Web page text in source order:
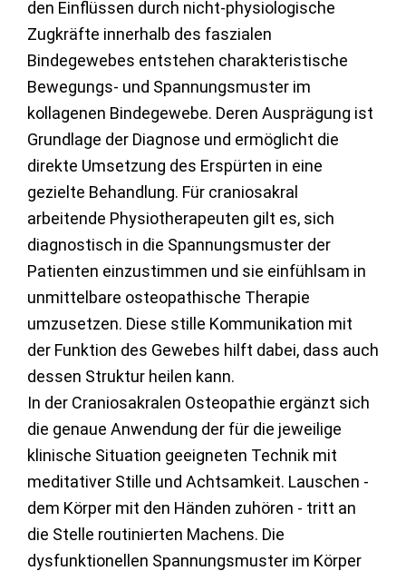
den Einflüssen durch nicht-physiologische
Zugkräfte innerhalb des faszialen
Bindegewebes entstehen charakteristische
Bewegungs- und Spannungsmuster im
kollagenen Bindegewebe. Deren Ausprägung ist
Grundlage der Diagnose und ermöglicht die
direkte Umsetzung des Erspürten in eine
gezielte Behandlung. Für craniosakral
arbeitende Physiotherapeuten gilt es, sich
diagnostisch in die Spannungsmuster der
Patienten einzustimmen und sie einfühlsam in
unmittelbare osteopathische Therapie
umzusetzen. Diese stille Kommunikation mit
der Funktion des Gewebes hilft dabei, dass auch
dessen Struktur heilen kann.
In der Craniosakralen Osteopathie ergänzt sich
die genaue Anwendung der für die jeweilige
klinische Situation geeigneten Technik mit
meditativer Stille und Achtsamkeit. Lauschen -
dem Körper mit den Händen zuhören - tritt an
die Stelle routinierten Machens. Die
dysfunktionellen Spannungsmuster im Körper